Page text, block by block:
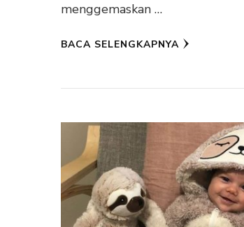
menggemaskan …
BACA SELENGKAPNYA